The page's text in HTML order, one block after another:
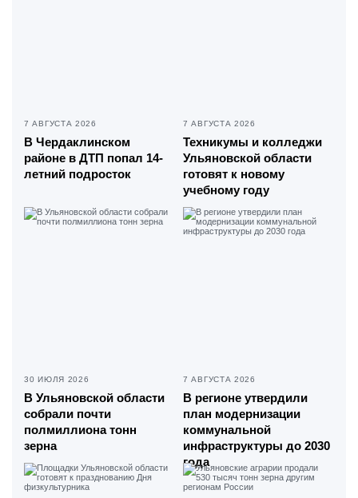
7 АВГУСТА 2026
В Чердаклинском
районе в ДТП попал 14-
летний подросток
7 АВГУСТА 2026
Техникумы и колледжи
Ульяновской области
готовят к новому
учебному году
30 ИЮЛЯ 2026
В Ульяновской области
собрали почти
полмиллиона тонн
зерна
7 АВГУСТА 2026
В регионе утвердили
план модернизации
коммунальной
инфраструктуры до 2030
года